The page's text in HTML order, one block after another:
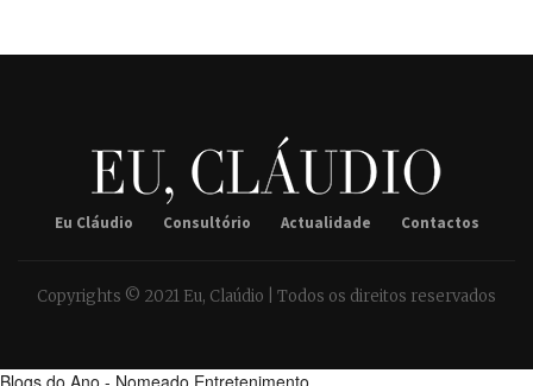
Eu Cláudio Consultório Actualidade Contactos
Copyrights © 2021 Eu, Claúdio | Todos os direitos reservados